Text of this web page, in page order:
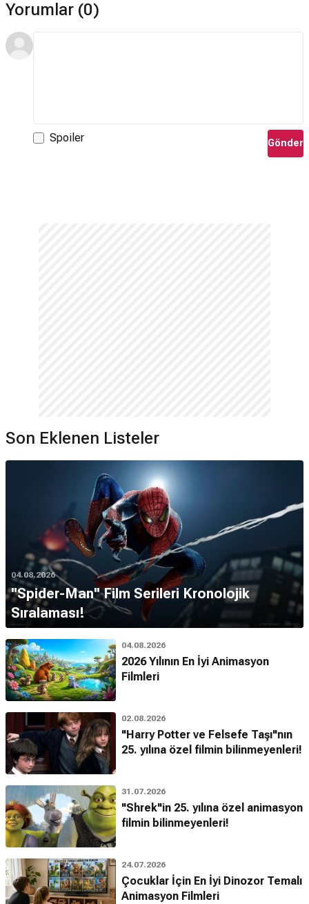
Yorumlar (0)
Spoiler Gönder
Son Eklenen Listeler
04.08.2026
''Spider-Man'' Film Serileri Kronolojik
Sıralaması!
04.08.2026
2026 Yılının En İyi Animasyon
Filmleri
02.08.2026
"Harry Potter ve Felsefe Taşı"nın
25. yılına özel filmin bilinmeyenleri!
31.07.2026
"Shrek"in 25. yılına özel animasyon
filmin bilinmeyenleri!
24.07.2026
Çocuklar İçin En İyi Dinozor Temalı
Animasyon Filmleri